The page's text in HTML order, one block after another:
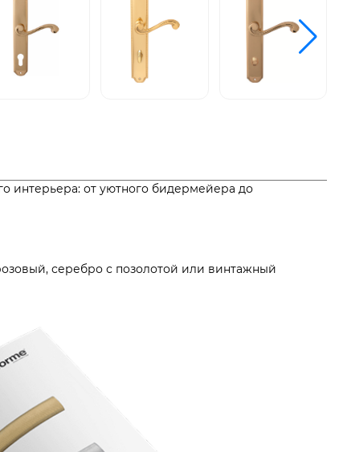
интерьера: от уютного бидермейера до
серебро с позолотой или винтажный